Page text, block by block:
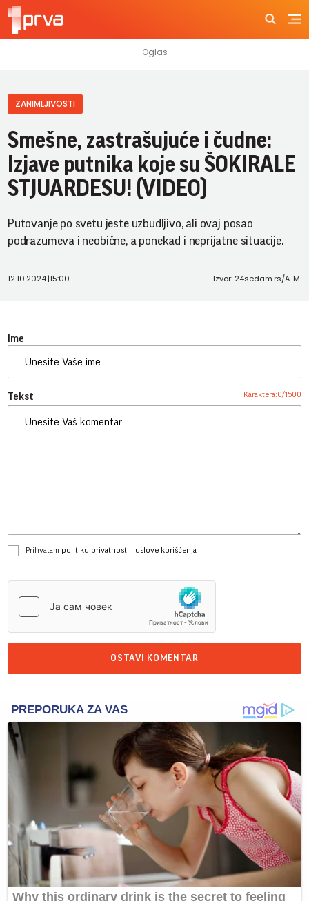
ZANIMLJIVOSTI
Smešne, zastrašujuće i čudne:
Izjave putnika koje su ŠOKIRALE
STJUARDESU! (VIDEO)
Putovanje po svetu jeste uzbudljivo, ali ovaj posao
podrazumeva i neobične, a ponekad i neprijatne situacije.
12.10.2024.|15:00 Izvor: 24sedam.rs/A. M.
Ime
Tekst Karaktera:0/1500
Prihvatam politiku privatnosti i uslove korišćenja
OSTAVI KOMENTAR